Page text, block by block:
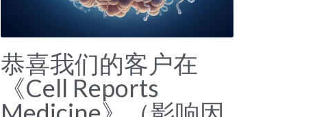
恭喜我们的客户在
《Cell Reports